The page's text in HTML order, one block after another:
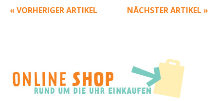
NÄCHSTER ARTIKEL »
« VORHERIGER ARTIKEL